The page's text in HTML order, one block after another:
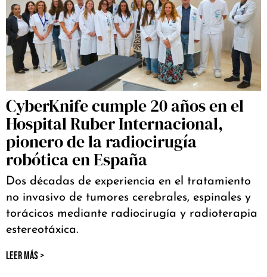
CyberKnife cumple 20 años en el
Hospital Ruber Internacional,
pionero de la radiocirugía
robótica en España
Dos décadas de experiencia en el tratamiento
no invasivo de tumores cerebrales, espinales y
torácicos mediante radiocirugía y radioterapia
estereotáxica.
LEER MÁS >